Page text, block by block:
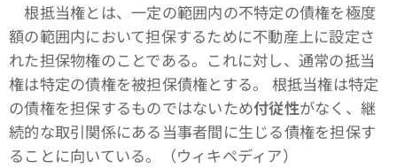
根抵当権とは、一定の範囲内の不特定の債権を極度
額の範囲内において担保するために不動産上に設定さ
れた担保物権のことである。これに対し、通常の抵当
権は特定の債権を被担保債権とする。 根抵当権は特定
の債権を担保するものではないため付従性がなく、継
続的な取引関係にある当事者間に生じる債権を担保す
ることに向いている。（ウィキペディア）